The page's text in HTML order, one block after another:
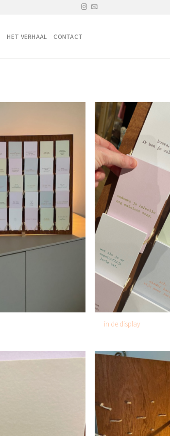
HET VERHAAL CONTACT
in de display